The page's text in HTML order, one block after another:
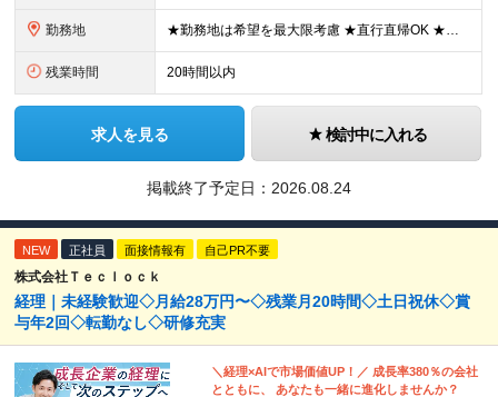
勤務地 ★勤務地は希望を最大限考慮 ★直行直帰OK ★車通勤のエリアもあり ★研修は、下記いずれかの研修センターで行います ・東京校（東京本社とアクセスは同様） ・大阪校（大阪府大阪市中央区道修町 2-1-1
残業時間 20時間以内
求人を見る 検討中に入れる
掲載終了予定日： 2026.08.24
NEW 正社員 面接情報有 自己PR不要
株式会社Ｔｅｃｌｏｃｋ
経理｜未経験歓迎◇月給28万円〜◇残業月20時間◇土日祝休◇賞
与年2回◇転勤なし◇研修充実
＼経理×AIで市場価値UP！／ 成長率380％の会社
とともに、 あなたも一緒に進化しませんか？